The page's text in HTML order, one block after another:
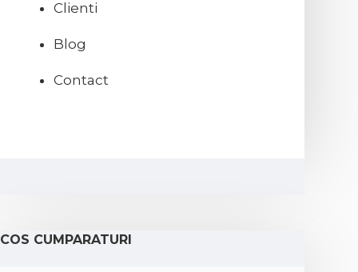
Clienti
Blog
Contact
COS CUMPARATURI